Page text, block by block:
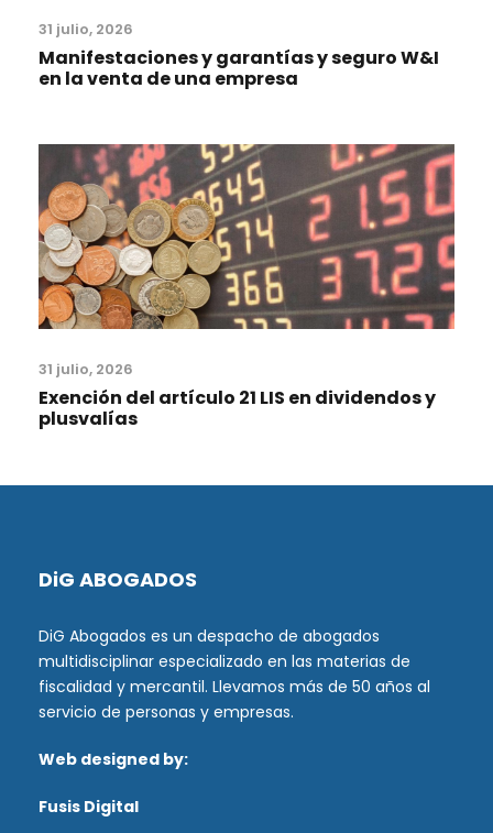
31 julio, 2026
Manifestaciones y garantías y seguro W&I
en la venta de una empresa
31 julio, 2026
Exención del artículo 21 LIS en dividendos y
plusvalías
DiG ABOGADOS
DiG Abogados es un despacho de abogados
multidisciplinar especializado en las materias de
fiscalidad y mercantil. Llevamos más de 50 años al
servicio de personas y empresas.
Web designed by:
Fusis Digital